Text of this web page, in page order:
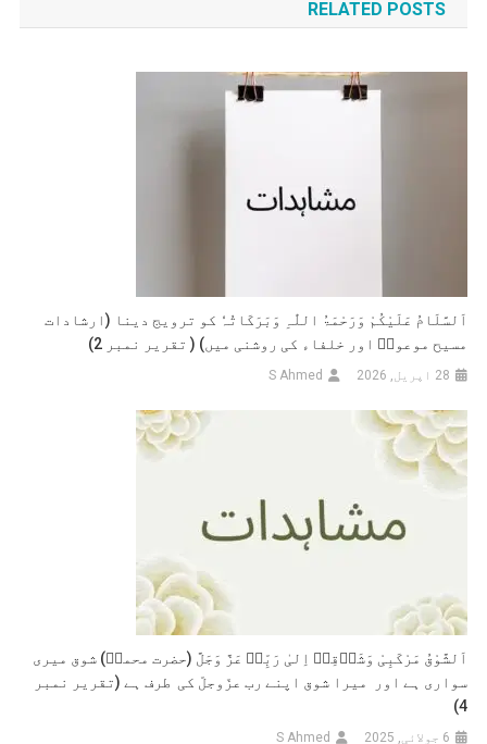
نیویگیشن
RELATED POSTS
اَلسَّلَامُ عَلَیْکُمْ وَرَحْمَۃُ اللّٰہِ وَبَرَکَاتُہٗ کو ترویج دینا (ارشادات
مسیح موعودؑ اور خلفاء کی روشنی میں) ( تقریر نمبر 2)
28 اپریل, 2026 S Ahmed
اَلشَّوْقُ مَرْکَبِیْ وَشَوۡقِیۡ اِلیٰ رَبِّیۡ عَزَّ وَجَلَّ (حضرت محمدؐ) شوق میری
سواری ہے اور میرا شوق اپنے رب عزّوجلّ کی طرف ہے (تقریر نمبر
4)
6 جولائی, 2025 S Ahmed